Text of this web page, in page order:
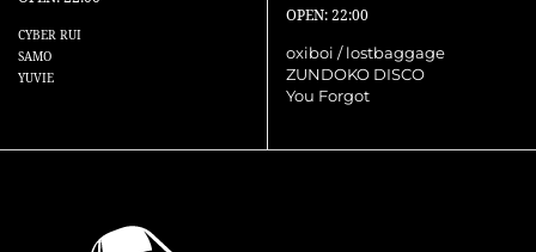
CYBER RUI
SAMO
YUVIE
OPEN: 22:00
oxiboi / lostbaggage
ZUNDOKO DISCO
You Forgot